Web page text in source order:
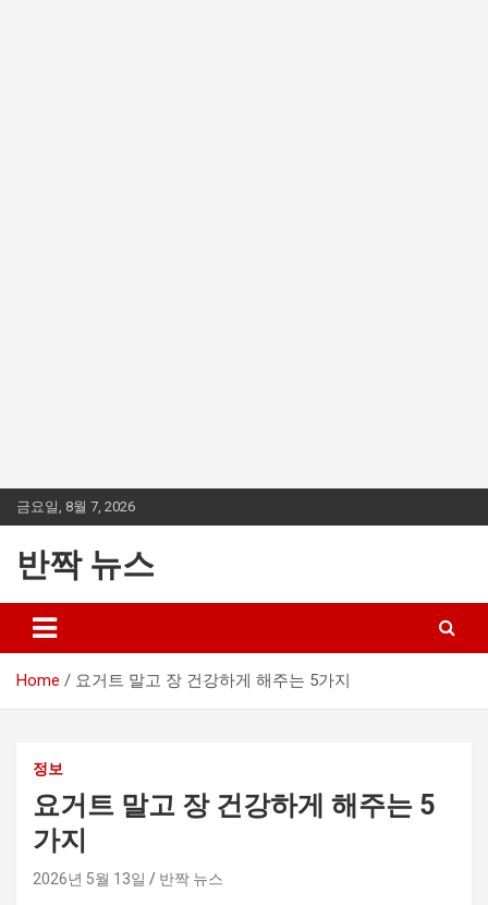
Skip
to
금요일, 8월 7, 2026
반짝 뉴스
Home 요거트 말고 장 건강하게 해주는 5가지
정보
요거트 말고 장 건강하게 해주는 5
가지
2026년 5월 13일 반짝 뉴스